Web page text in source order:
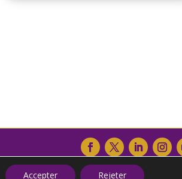
Accepter Rejeter